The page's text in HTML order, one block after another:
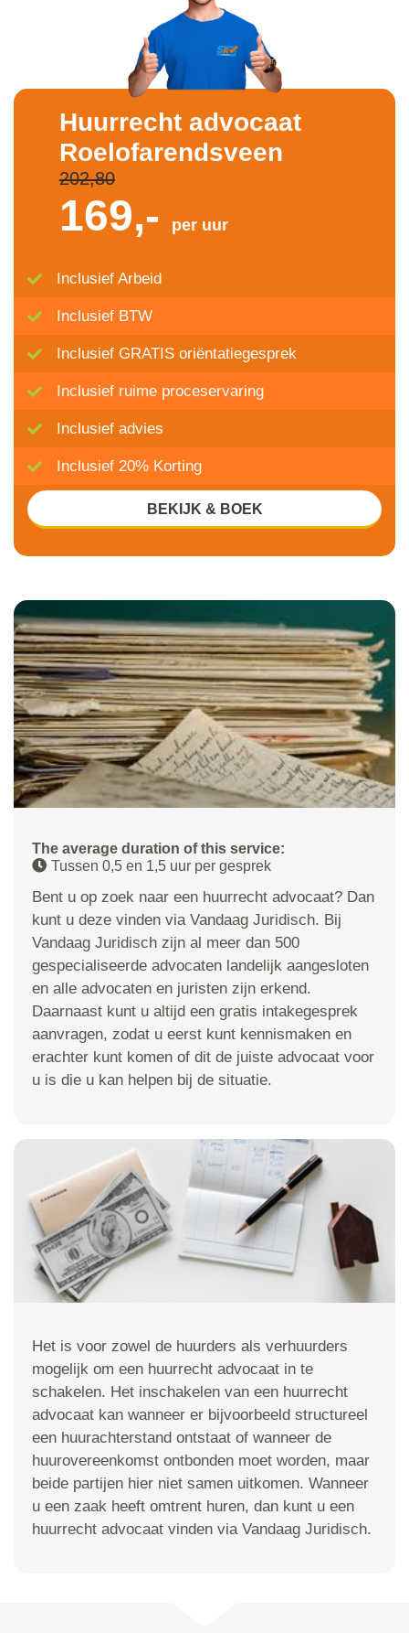
The average duration of this service:
Tussen 0,5 en 1,5 uur per gesprek
Bent u op zoek naar een huurrecht advocaat? Dan
kunt u deze vinden via Vandaag Juridisch. Bij
Vandaag Juridisch zijn al meer dan 500
gespecialiseerde advocaten landelijk aangesloten
en alle advocaten en juristen zijn erkend.
Daarnaast kunt u altijd een gratis intakegesprek
aanvragen, zodat u eerst kunt kennismaken en
erachter kunt komen of dit de juiste advocaat voor
u is die u kan helpen bij de situatie.
Huurrecht advocaat
Roelofarendsveen
202,80
169,- per uur
Inclusief Arbeid
Inclusief BTW
Inclusief GRATIS oriëntatiegesprek
Inclusief ruime proceservaring
Inclusief advies
Inclusief 20% Korting
BEKIJK & BOEK
Het is voor zowel de huurders als verhuurders
mogelijk om een huurrecht advocaat in te
schakelen. Het inschakelen van een huurrecht
advocaat kan wanneer er bijvoorbeeld structureel
een huurachterstand ontstaat of wanneer de
huurovereenkomst ontbonden moet worden, maar
beide partijen hier niet samen uitkomen. Wanneer
u een zaak heeft omtrent huren, dan kunt u een
huurrecht advocaat vinden via Vandaag Juridisch.